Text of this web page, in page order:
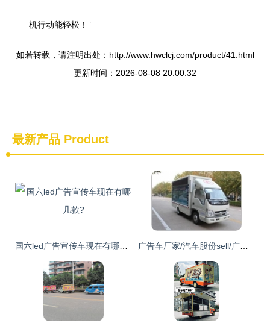
机行动能轻松！”
如若转载，请注明出处：http://www.hwclcj.com/product/41.html
更新时间：2026-08-08 20:00:32
最新产品 Product